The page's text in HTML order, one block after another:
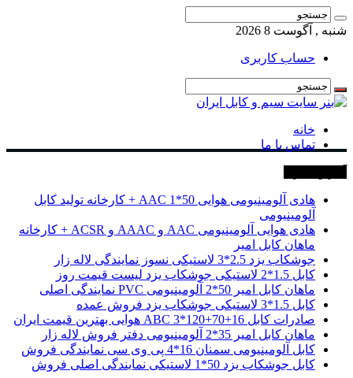
شنبه , آگوست 8 2026
حساب کاربری
خانه
تماس با ما
هادی آلومینیومی هوایی 50*1 AAC + کارخانه تولید کابل
آلومینیومی
هادی هوایی آلومینیومی AAC و AAAC و ACSR + کارخانه
ماهان کابل امیر
جوشکاب یزد 2.5*3 لاستیکی نسوز نمایندگی لاله زار
کابل 1.5*2 لاستیکی جوشکاب یزد لیست قیمت روز
ماهان کابل امیر 50*2 آلومینیومی PVC نمایندگی اصلی
کابل 1.5*3 لاستیکی جوشکاب یزد فروش عمده
صادرات کابل 16+70+120*3 ABC هوایی بهترین قیمت ایران
ماهان کابل امیر 35*2 آلومینیومی دفتر فروش لاله زار
کابل آلومینیومی سمنان 16*4 پی وی سی نمایندگی فروش
کابل جوشکاب یزد 50*1 لاستیکی نمایندگی اصلی فروش